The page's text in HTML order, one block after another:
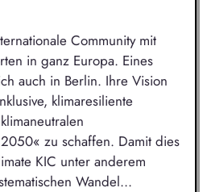
Community mit
in ganz Europa. Eines
auch in Berlin. Ihre Vision
klimaresiliente
zu schaffen. Damit dies
KIC unter anderem
Wandel...